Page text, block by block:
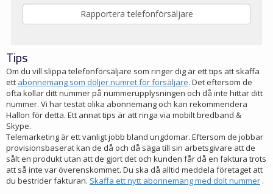
Tips
Om du vill slippa telefonförsäljare som ringer dig är ett tips att skaffa
ett abonnemang som döljer numret för försäljare. Det eftersom de
ofta kollar ditt nummer på nummerupplysningen och då inte hittar ditt
nummer. Vi har testat olika abonnemang och kan rekommendera
Hallon för detta. Ett annat tips är att ringa via mobilt bredband &
Skype.
Telemarketing är ett vanligt jobb bland ungdomar. Eftersom de jobbar
provisionsbaserat kan de då och då säga till sin arbetsgivare att de
sålt en produkt utan att de gjort det och kunden får då en faktura trots
att så inte var överenskommet. Du ska då alltid meddela företaget att
du bestrider fakturan. Skaffa ett nytt abonnemang med dolt nummer .